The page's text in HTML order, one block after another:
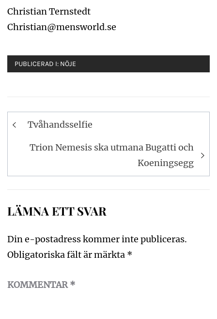
Christian Ternstedt
Christian@mensworld.se
PUBLICERAD I: NÖJE
Inläggsnavigering
Tvåhandsselfie
Trion Nemesis ska utmana Bugatti och
Koeningsegg
LÄMNA ETT SVAR
Din e-postadress kommer inte publiceras.
Obligatoriska fält är märkta *
KOMMENTAR*